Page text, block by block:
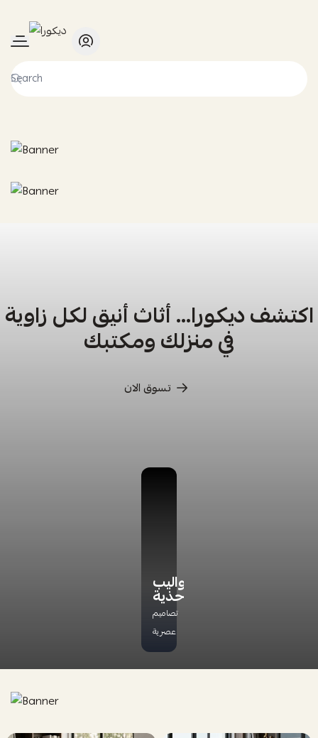
ديكورا
اكتشف ديكورا… أثاث أنيق لكل زاوية
في منزلك ومكتبك
تسوق الان
دواليب
أحذية
تصاميم
عصرية